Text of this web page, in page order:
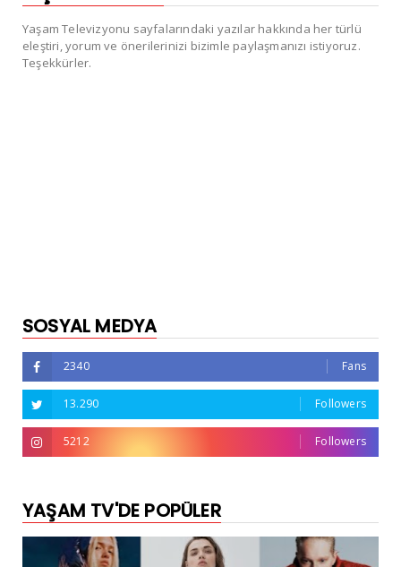
Yaşam Televizyonu sayfalarındaki yazılar hakkında her türlü
eleştiri, yorum ve önerilerinizi bizimle paylaşmanızı istiyoruz.
Teşekkürler.
SOSYAL MEDYA
2340 Fans
13.290 Followers
5212 Followers
YAŞAM TV'DE POPÜLER